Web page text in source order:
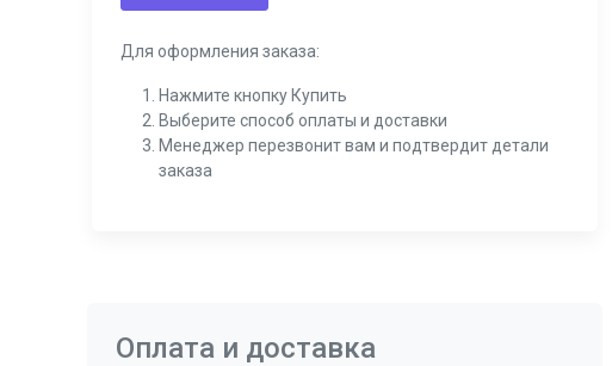
Для оформления заказа:
Нажмите кнопку Купить
Выберите способ оплаты и доставки
Менеджер перезвонит вам и подтвердит детали
заказа
Оплата и доставка